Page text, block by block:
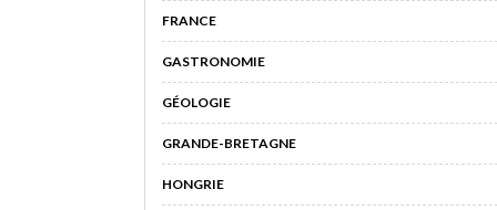
FRANCE
GASTRONOMIE
GÉOLOGIE
GRANDE-BRETAGNE
HONGRIE